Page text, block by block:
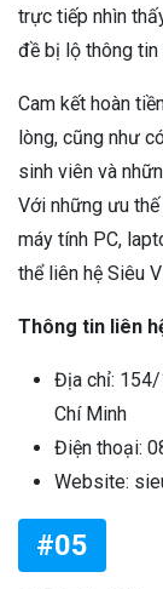
trực tiếp nhìn
đề bị lộ thông tin
Cam kết hoàn
lòng, cũng như
sinh viên và
Với những ưu
máy tính PC,
thể liên hệ Siêu
Thông tin liên
Địa chỉ: 154/
Chí Minh
Điện thoại:
Website:
#05